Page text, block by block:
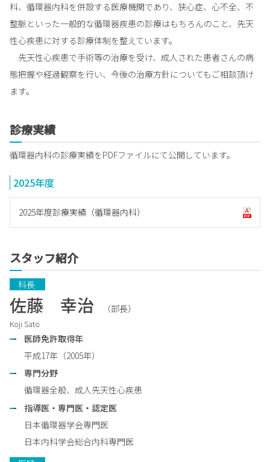
科、循環器内科を併設する医療機関であり、狭心症、心不全、不
整脈といった一般的な循環器疾患の診療はもちろんのこと、先天
性心疾患に対する診療体制を整えています。
先天性心疾患で手術等の治療を受け、成人された患者さんの病
態把握や経過観察を行い、今後の治療方針についてもご相談頂け
ます。
診療実績
循環器内科の診療実績をPDFファイルにて公開しています。
2025年度
2025年度診療実績（循環器内科）
スタッフ紹介
科長
佐藤 幸治 （部長）
Koji Sato
医師免許取得年
平成17年（2005年）
専門分野
循環器全般、成人先天性心疾患
指導医・専門医・認定医
日本循環器学会専門医
日本内科学会総合内科専門医